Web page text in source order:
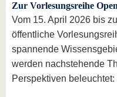
Zur Vorlesungsreihe
Vom 15. April 2026 bis
öffentliche
spannende
werden nachstehende
Perspektiven beleuchtet: